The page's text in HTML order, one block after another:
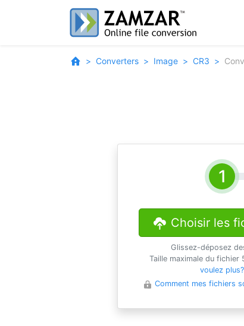
Converters Image CR3
Choisir les
Glissez-déposez
Taille maximale du fichier
voulez plus?
Comment mes fichiers